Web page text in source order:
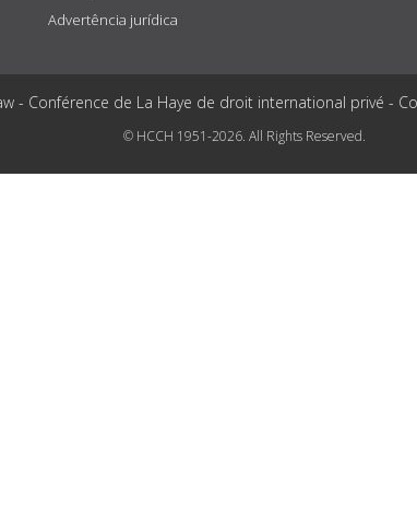
Advertência jurídica
- Conférence de La Haye de droit international privé -
© HCCH 1951-2026. All Rights Reserved.